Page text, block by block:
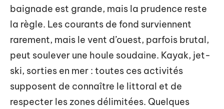
baignade est grande, mais la prudence reste
la règle. Les courants de fond surviennent
rarement, mais le vent d’ouest, parfois brutal,
peut soulever une houle soudaine. Kayak, jet-
ski, sorties en mer : toutes ces activités
supposent de connaître le littoral et de
respecter les zones délimitées. Quelques